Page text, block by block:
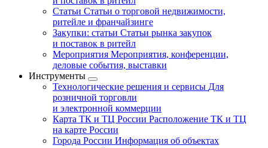
Статьи Статьи о торговой недвижимости,
ритейле и франчайзинге
Закупки: статьи Статьи рынка закупок
и поставок в ритейл
Мероприятия Мероприятия, конференции,
деловые события, выставки
Инструменты
Технологические решения и сервисы Для
розничной торговли
и электронной коммерции
Карта ТК и ТЦ России Расположение ТК и ТЦ
на карте России
Города России Информация об объектах